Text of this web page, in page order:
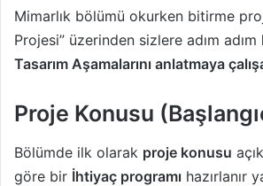
Mimarlık bölümü okurken bitirme
Projesi” üzerinden sizlere adım adım
Tasarım Aşamalarını anlatmaya
Proje Konusu
Bölümde ilk olarak proje konusu
göre bir İhtiyaç programı hazırlanır